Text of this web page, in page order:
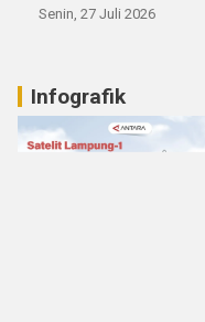
Senin, 27 Juli 2026
Infografik